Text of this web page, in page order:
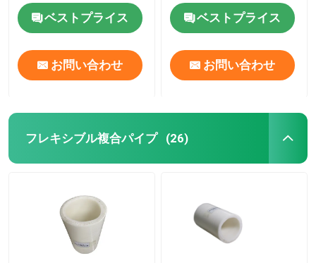
ベストプライス
お問い合わせ
ベストプライス
お問い合わせ
フレキシブル複合パイプ (26)